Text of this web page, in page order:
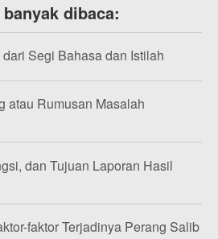
dibaca:
Segi Bahasa dan Istilah
atau Rumusan Masalah
dan Tujuan Laporan Hasil
faktor Terjadinya Perang Salib